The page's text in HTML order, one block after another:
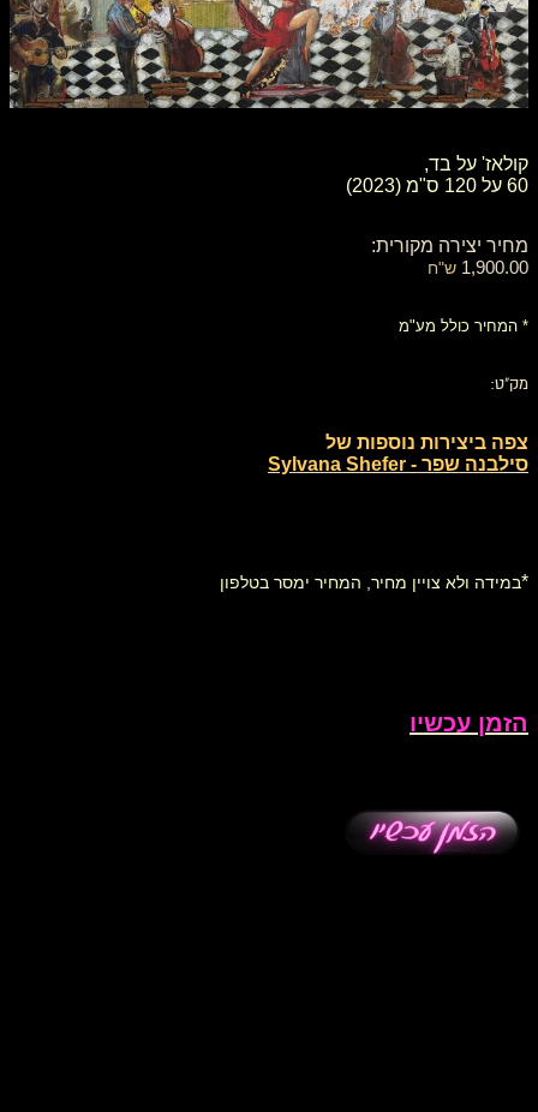
קולאז' על בד,
60 על 120 ס"מ (2023)
מחיר יצירה מקורית:
1,900.00 ש"ח
* המחיר כולל מע"מ
מק"ט:
צפה ביצירות נוספות של
סילבנה שפר - Sylvana Shefer
*במידה ולא צויין מחיר, המחיר ימסר בטלפון
הזמן עכשיו